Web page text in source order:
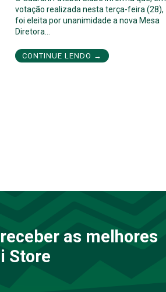
votação realizada nesta terça-feira (28),
foi eleita por unanimidade a nova Mesa
Diretora…
CONTINUE LENDO →
as melhores
Store